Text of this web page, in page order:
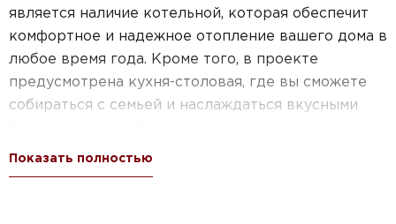
является наличие котельной, которая обеспечит
комфортное и надежное отопление вашего дома в
любое время года. Кроме того, в проекте
предусмотрена кухня-столовая, где вы сможете
собираться с семьей и наслаждаться вкусными
Двухэтажный дом обладает особой
Показать полностью